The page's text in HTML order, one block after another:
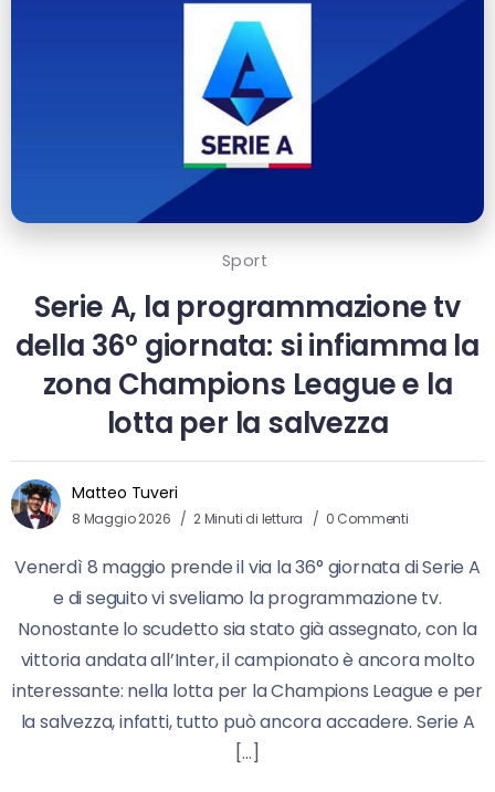
Sport
Serie A, la programmazione tv
della 36° giornata: si infiamma la
zona Champions League e la
lotta per la salvezza
Matteo Tuveri
8 Maggio 2026 2 Minuti di lettura 0 Commenti
Venerdì 8 maggio prende il via la 36° giornata di Serie A
e di seguito vi sveliamo la programmazione tv.
Nonostante lo scudetto sia stato già assegnato, con la
vittoria andata all’Inter, il campionato è ancora molto
interessante: nella lotta per la Champions League e per
la salvezza, infatti, tutto può ancora accadere. Serie A
[…]